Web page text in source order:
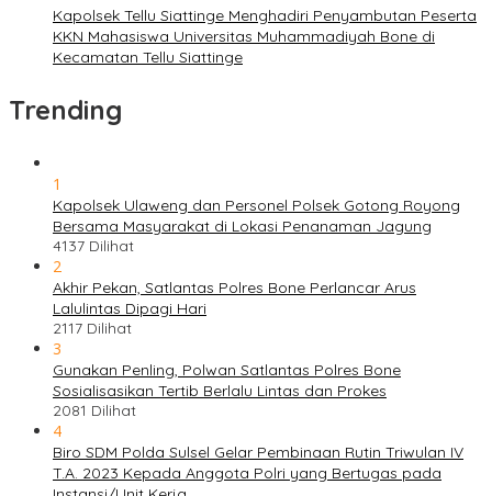
Kapolsek Tellu Siattinge Menghadiri Penyambutan Peserta
KKN Mahasiswa Universitas Muhammadiyah Bone di
Kecamatan Tellu Siattinge
Trending
1
Kapolsek Ulaweng dan Personel Polsek Gotong Royong
Bersama Masyarakat di Lokasi Penanaman Jagung
4137 Dilihat
2
Akhir Pekan, Satlantas Polres Bone Perlancar Arus
Lalulintas Dipagi Hari
2117 Dilihat
3
Gunakan Penling, Polwan Satlantas Polres Bone
Sosialisasikan Tertib Berlalu Lintas dan Prokes
2081 Dilihat
4
Biro SDM Polda Sulsel Gelar Pembinaan Rutin Triwulan IV
T.A. 2023 Kepada Anggota Polri yang Bertugas pada